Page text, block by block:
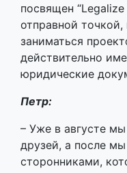
посвящен
отправной
заниматься
действительно
юридические
Петр:
– Уже в августе
друзей, а после
сторонниками,